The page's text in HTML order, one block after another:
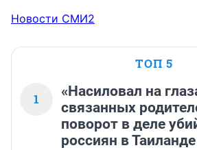
Новости СМИ2
ТОП 5
1
«Насиловал на
связанных
поворот в деле
россиян в Таиланде